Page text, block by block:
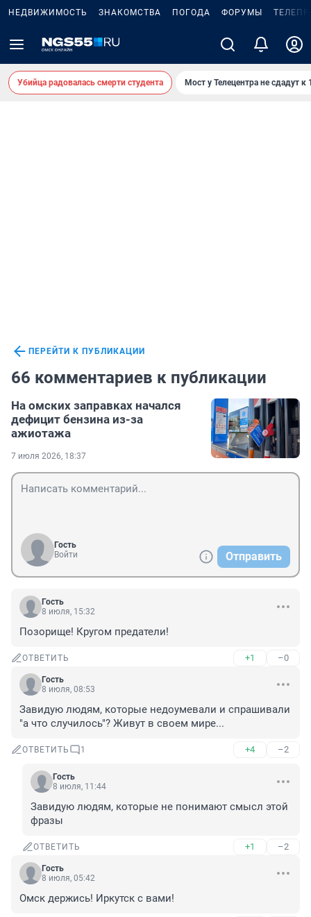
НЕДВИЖИМОСТЬ ЗНАКОМСТВА ПОГОДА ФОРУМЫ
Убийца радовалась смерти студента Мост у Телецентра не сдадут к
ПЕРЕЙТИ К ПУБЛИКАЦИИ
66 комментариев к публикации
На омских заправках начался
дефицит бензина из-за
ажиотажа
7 июля 2026, 18:37
Гость
Войти
Отправить
Гость
8 июля, 15:32
Позорище! Кругом предатели!
ОТВЕТИТЬ +1 –0
Гость
8 июля, 08:53
Завидую людям, которые недоумевали и спрашивали
"а что случилось"? Живут в своем мире...
ОТВЕТИТЬ 1 +4 –2
Гость
8 июля, 11:44
Завидую людям, которые не понимают смысл этой
фразы
ОТВЕТИТЬ +1 –2
Гость
8 июля, 05:42
Омск держись! Иркутск с вами!